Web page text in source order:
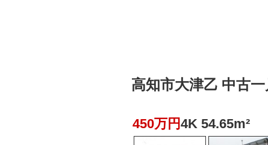
高知市大津乙 中古
450万円4K 54.65m²